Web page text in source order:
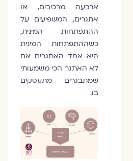
ארבעה מרכיבים, או
אתגרים, המשפיעים על
ההתפתחות המינית,
כשההתפתחות המינית
היא אחד האתגרים אם
לא האתגר הכי משמעותי
שמתבגרים מתעסקים
בו.